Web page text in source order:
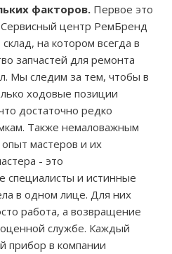
факторов. Первое это
Сервисный центр РемБренд
на котором всегда в
запчастей для ремонта
Мы следим за тем, чтобы в
ходовые позиции
достаточно редко
Также немаловажным
мастеров и их
- это
специалисты и истинные
в одном лице. Для них
работа, а возвращение
службе. Каждый
прибор в компании